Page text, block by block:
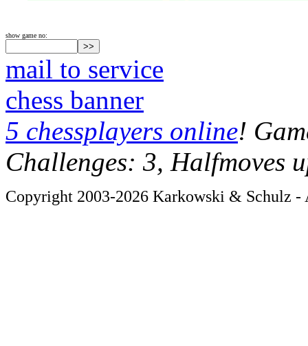
show game no:
mail to service
chess banner
5 chessplayers online!
Challenges: 3, Halfmoves
Copyright 2003-2026 Karkowski & Schulz